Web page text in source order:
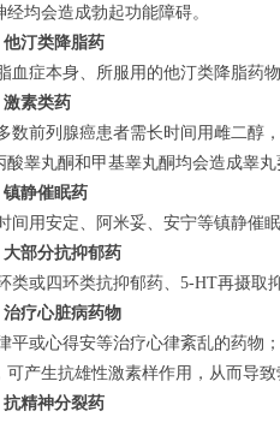
经均会造成勃起功能障碍。
他汀类降脂药
血症本身、所服用的他汀类降脂药
激素类药
数前列腺癌患者需长时间用雌二醇
酸睾丸酮和甲基睾丸酮均会造成睾丸
镇静催眠药
间用安定、阿米妥、安宁等镇静催
大部分抗抑郁药
类或四环类抗抑郁药、5-HT再摄取
治疗心脏病药物
平或心得安等治疗心律紊乱的药物
可产生抗雄性激素样作用，从而导致
抗精神分裂药